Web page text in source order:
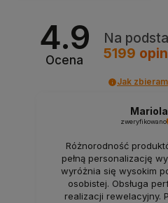
4.9
Ocena
Na
5199
Jak
Mariola
zweryfikowano
Różnorodność
pełną personalizację
wyróżnia się wysokim
osobistej. Obsługa
realizacji rewelacyjny.